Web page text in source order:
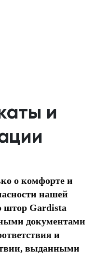
и
о комфорте и
нашей
штор Gardista
документами
и
выданными